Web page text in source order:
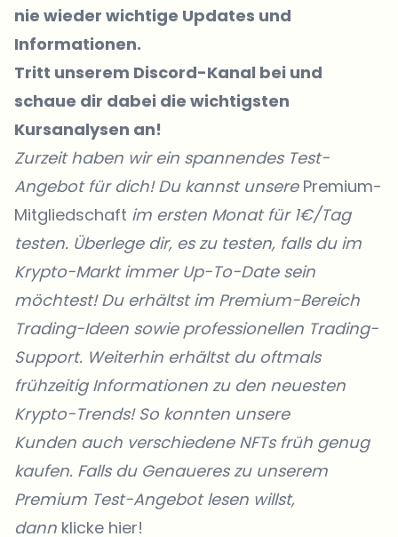
nie wieder wichtige Updates und
Informationen.
Tritt unserem Discord-Kanal bei und
schaue dir dabei die wichtigsten
Kursanalysen an!
Zurzeit haben wir ein spannendes Test-
Angebot für dich! Du kannst unsere Premium-
Mitgliedschaft im ersten Monat für 1€/Tag
testen. Überlege dir, es zu testen, falls du im
Krypto-Markt immer Up-To-Date sein
möchtest! Du erhältst im Premium-Bereich
Trading-Ideen sowie professionellen Trading-
Support. Weiterhin erhältst du oftmals
frühzeitig Informationen zu den neuesten
Krypto-Trends! So konnten unsere
Kunden auch verschiedene NFTs früh genug
kaufen. Falls du Genaueres zu unserem
Premium Test-Angebot lesen willst,
dann klicke hier!